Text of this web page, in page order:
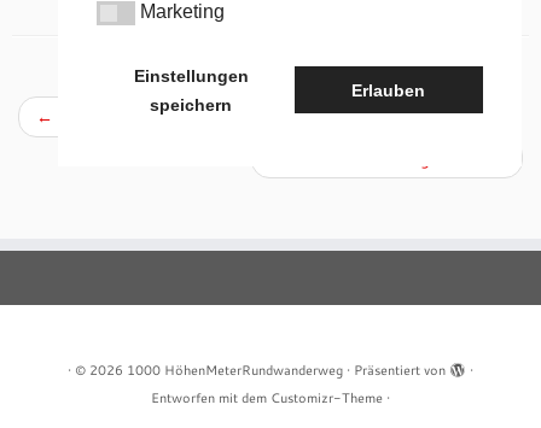
Beitragsnavigation
← Mühlkoppe und Arzlohe
· © 2026 1000 HöhenMeterRundwanderweg · Präsentiert von
·
Entworfen mit dem Customizr-Theme ·
MarketingMarketing
Einstellungen
speichern
Erlauben